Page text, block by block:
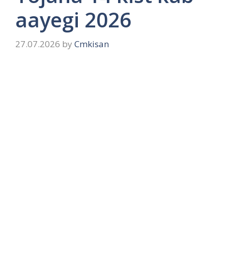
aayegi 2026
27.07.2026 by Cmkisan